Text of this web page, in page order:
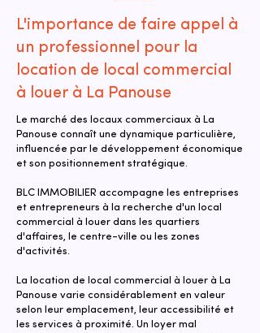
L'importance de faire appel à
un professionnel pour la
location de local commercial
à louer à La Panouse
Le marché des locaux commerciaux à La
Panouse connaît une dynamique particulière,
influencée par le développement économique
et son positionnement stratégique.
BLC IMMOBILIER accompagne les entreprises
et entrepreneurs à la recherche d'un local
commercial à louer dans les quartiers
d'affaires, le centre-ville ou les zones
d'activités.
La location de local commercial à louer à La
Panouse varie considérablement en valeur
selon leur emplacement, leur accessibilité et
les services à proximité. Un loyer mal